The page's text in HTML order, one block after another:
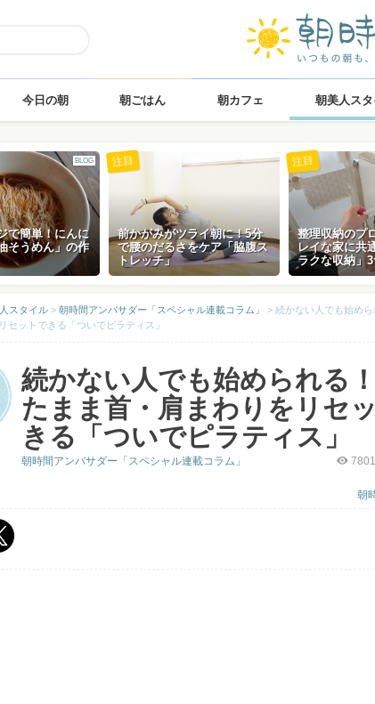
今日の朝 朝ごはん 朝カフェ 朝美人ス
BLOG
で簡単！にんに
そうめん」の作
前かがみがツライ朝に！5分
で腰のだるさをケア「脇腹ス
トレッチ」
注目
整理収納のプ
レイな家に共
ラクな収納」
注目
スタイル > 朝時間アンバサダー「スペシャル連載コラム」 > 続かない人でも始めら
セットできる「ついでピラティス」
続かない人でも始められる
たまま首・肩まわりをリセ
きる「ついでピラティス」
7801
朝
朝時間アンバサダー「スペシャル連載コラム」